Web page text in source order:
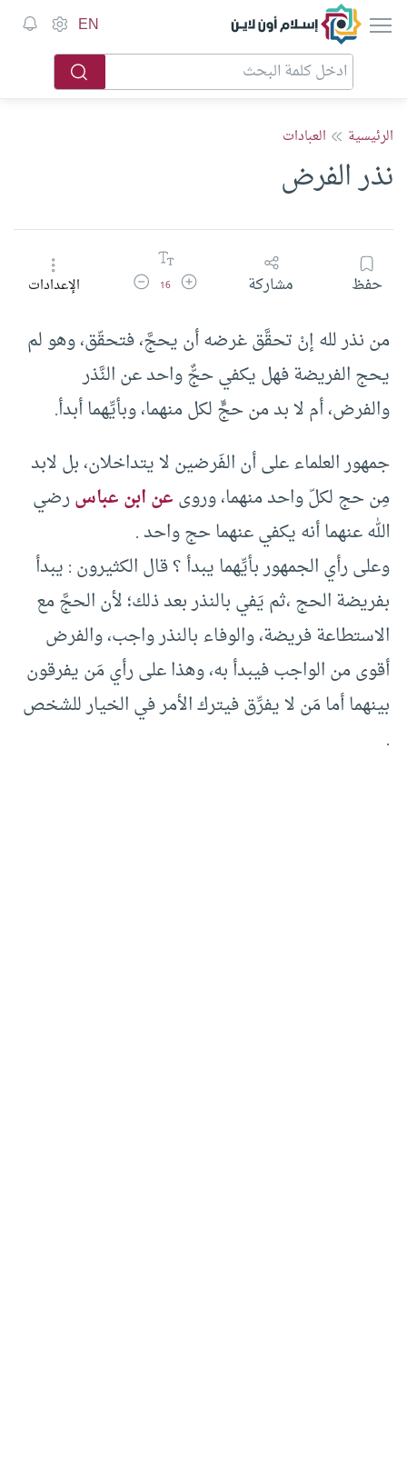
إسلام أون لاين EN
الرئيسية العبادات
نذر الفرض
حفظ مشاركة زيادة حجم الخط
16 تقليل حجم الخطالإعدادات
من نذر لله إنْ تحقَّق غرضه أن يحجَّ، فتحقّق، وهو لم
يحج الفريضة فهل يكفي حجٌّ واحد عن النَّذر
والفرض، أم لا بد من حجٍّ لكل منهما، وبأيِّهما أبدأ.
جمهور العلماء على أن الفَرضين لا يتداخلان، بل لابد
مِن حج لكلّ واحد منهما، وروىعن ابن عباسرضي
الله عنهما أنه يكفي عنهما حج واحد .
وعلى رأي الجمهور بأيِّهما يبدأ ؟ قال الكثيرون : يبدأ
بفريضة الحج ،ثم يَفي بالنذر بعد ذلك؛ لأن الحجَّ مع
الاستطاعة فريضة، والوفاء بالنذر واجب، والفرض
أقوى من الواجب فيبدأ به، وهذا على رأي مَن يفرقون
بينهما أما مَن لا يفرِّق فيترك الأمر في الخيار للشخص
.